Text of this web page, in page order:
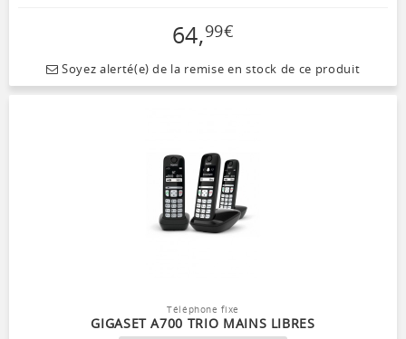
64,99€
Soyez alerté(e) de la remise en stock de ce produit
Téléphone fixe
GIGASET A700 TRIO MAINS LIBRES